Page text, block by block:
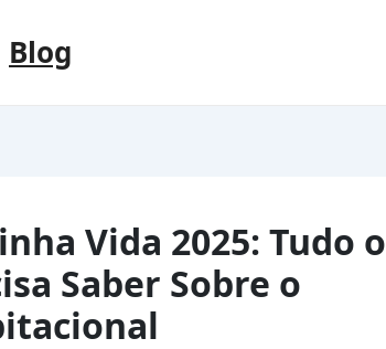
Blog
Vida 2025: Tudo o
Saber Sobre o